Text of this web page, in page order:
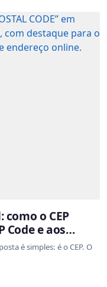
o CEP
Code e aos
é simples: é o CEP. O